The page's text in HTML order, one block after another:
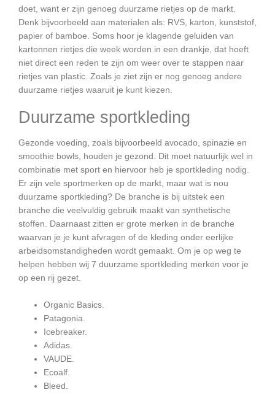
doet, want er zijn genoeg duurzame rietjes op de markt.
Denk bijvoorbeeld aan materialen als: RVS, karton, kunststof,
papier of bamboe. Soms hoor je klagende geluiden van
kartonnen rietjes die week worden in een drankje, dat hoeft
niet direct een reden te zijn om weer over te stappen naar
rietjes van plastic. Zoals je ziet zijn er nog genoeg andere
duurzame rietjes waaruit je kunt kiezen.
Duurzame sportkleding
Gezonde voeding, zoals bijvoorbeeld avocado, spinazie en
smoothie bowls, houden je gezond. Dit moet natuurlijk wel in
combinatie met sport en hiervoor heb je sportkleding nodig.
Er zijn vele sportmerken op de markt, maar wat is nou
duurzame sportkleding? De branche is bij uitstek een
branche die veelvuldig gebruik maakt van synthetische
stoffen. Daarnaast zitten er grote merken in de branche
waarvan je je kunt afvragen of de kleding onder eerlijke
arbeidsomstandigheden wordt gemaakt. Om je op weg te
helpen hebben wij 7 duurzame sportkleding merken voor je
op een rij gezet.
Organic Basics.
Patagonia.
Icebreaker.
Adidas.
VAUDE.
Ecoalf.
Bleed.